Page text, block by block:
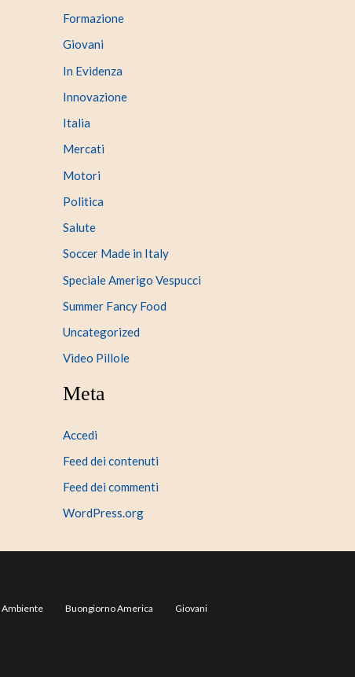
Formazione
Giovani
In Evidenza
Innovazione
Italia
Mercati
Motori
Politica
Salute
Soccer Made in Italy
Speciale Amerigo Vespucci
Summer Fancy Food
Uncategorized
Video Pillole
Meta
Accedi
Feed dei contenuti
Feed dei commenti
WordPress.org
Ambiente Buongiorno America Giovani